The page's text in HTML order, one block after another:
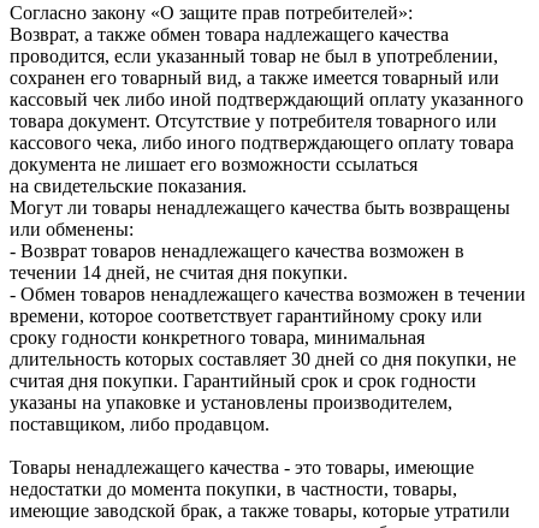
Согласно закону «О защите прав потребителей»:
Возврат, а также обмен товара надлежащего качества
проводится, если указанный товар не был в употреблении,
сохранен его товарный вид, а также имеется товарный или
кассовый чек либо иной подтверждающий оплату указанного
товара документ. Отсутствие у потребителя товарного или
кассового чека, либо иного подтверждающего оплату товара
документа не лишает его возможности ссылаться
на свидетельские показания.
Могут ли товары ненадлежащего качества быть возвращены
или обменены:
- Возврат товаров ненадлежащего качества возможен в
течении 14 дней, не считая дня покупки.
- Обмен товаров ненадлежащего качества возможен в течении
времени, которое соответствует гарантийному сроку или
сроку годности конкретного товара, минимальная
длительность которых составляет 30 дней со дня покупки, не
считая дня покупки. Гарантийный срок и срок годности
указаны на упаковке и установлены производителем,
поставщиком, либо продавцом.
Товары ненадлежащего качества - это товары, имеющие
недостатки до момента покупки, в частности, товары,
имеющие заводской брак, а также товары, которые утратили